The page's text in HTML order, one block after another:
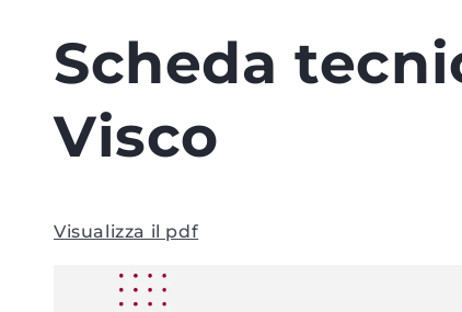
Scheda
Visco
Visualizza il pdf